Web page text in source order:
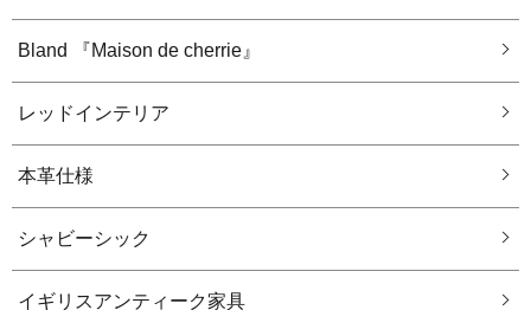
Bland 『Maison de cherrie』
レッドインテリア
本革仕様
シャビーシック
イギリスアンティーク家具